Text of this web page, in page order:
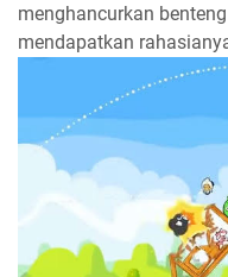
menghancurkan
mendapatkan